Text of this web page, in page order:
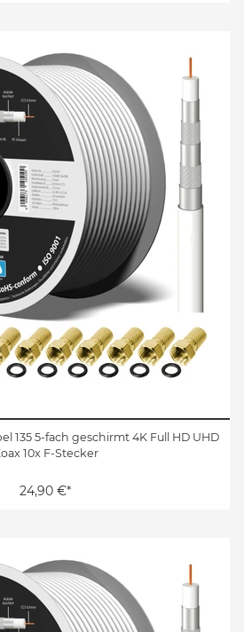
135 5-fach geschirmt 4K Full HD UHD
10x F-Stecker
24,90 €*